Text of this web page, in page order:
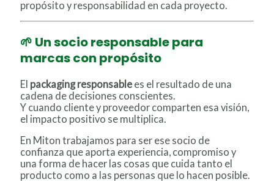
propósito y responsabilidad en cada proyecto.
🌱 Un socio responsable para
marcas con propósito
El packaging responsable es el resultado de una
cadena de decisiones conscientes.
Y cuando cliente y proveedor comparten esa visión,
el impacto positivo se multiplica.
En Miton trabajamos para ser ese socio de
confianza que aporta experiencia, compromiso y
una forma de hacer las cosas que cuida tanto el
producto como a las personas que lo hacen posible.